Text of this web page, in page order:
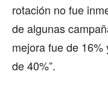
rotación no fue
de algunas
mejora fue de 16%
de 40%”.